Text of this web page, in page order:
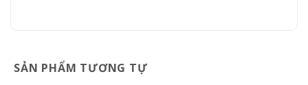
SẢN PHẨM TƯƠNG TỰ